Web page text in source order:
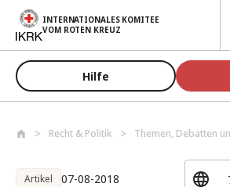
Direkt zum Inhalt
INTERNATIONALES KOMITEE
VOM ROTEN KREUZ
Hilfe
Recht & Politik Themen, Debatten
Artikel 07-08-2018